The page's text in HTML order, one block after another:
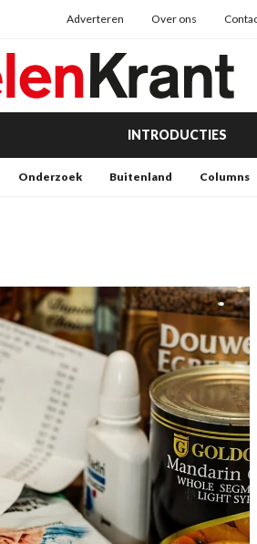
Adverteren Over ons
INTRODUCTIES
Onderzoek Buitenland Columns